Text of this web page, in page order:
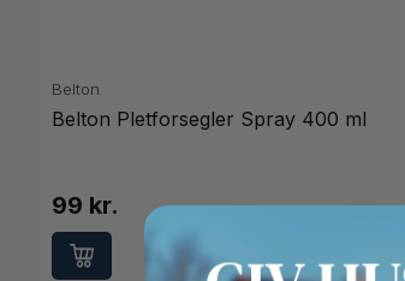
Belton
Belton Pletforsegler Spray 400 ml
99 kr.